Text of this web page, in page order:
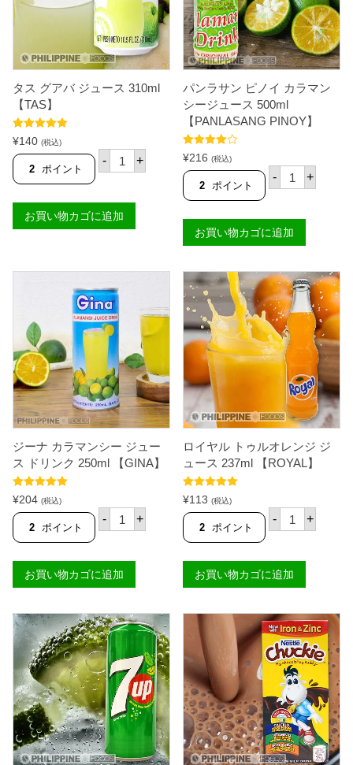
T
A
S
】
個
タス グアバ ジュース 310ml
【TAS】
5段階中5.00
の評価
¥140 (税込)
2 ポイント
- タ
ス
バ
ジ
ュ
0
m
l
【
T
A
S
】
個
+
お買い物カゴに追加
パンラサン ピノイ カラマン
シージュース 500ml
【PANLASANG PINOY】
5段階中
4.67 の評価
¥216 (税込)
2 ポイント
- パ
ン
ン
ピ
ノ
カ
ラ
マ
ン
シ
ー
ジ
ュ
ー
ス
5
0
0
l
【
L
N
G
P
N
O
Y
】
個
+
お買い物カゴに追加
ジーナ カラマンシー ジュー
ス ドリンク 250ml 【GINA】
5段階中5.00
の評価
¥204 (税込)
2 ポイント
- ジ
ー
ラ
マ
ン
ー
ジ
ュ
ー
ス
ド
リ
ン
ク
2
5
0
+
お買い物カゴに追加
ロイヤル トゥルオレンジ ジ
ュース 237ml 【ROYAL】
5段階中5.00
の評価
¥113 (税込)
2 ポイント
- ロ
イ
ト
ゥ
ル
レ
ン
ジ
ジ
ュ
ー
ス
2
3
7
m
l
+
お買い物カゴに追加